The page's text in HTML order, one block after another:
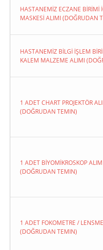
HASTANEMİZ ECZANE BİRİMİ
MASKESİ ALIMI (DOĞRUDAN
HASTANEMİZ BİLGİ İŞLEM
KALEM MALZEME ALIMI
1 ADET CHART PROJEKTÖR
(DOĞRUDAN TEMIN)
1 ADET BİYOMİKROSKOP
(DOĞRUDAN TEMIN)
1 ADET FOKOMETRE /
(DOĞRUDAN TEMIN)